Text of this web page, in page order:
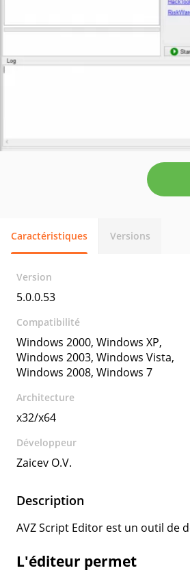
Caractéristiques Versions
Version
5.0.0.53
Compatibilité
Windows 2000, Windows XP,
Windows 2003, Windows Vista,
Windows 2008, Windows 7
Architecture
x32/x64
Développeur
Zaicev O.V.
Description
AVZ Script Editor est un outil de
L'éditeur permet